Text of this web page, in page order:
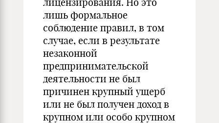
лишь формальное
соблюдение правил, в том
случае, если в результате
незаконной
предпринимательской
деятельности не был
причинен крупный ущерб
или не был получен доход в
крупном или особо крупном